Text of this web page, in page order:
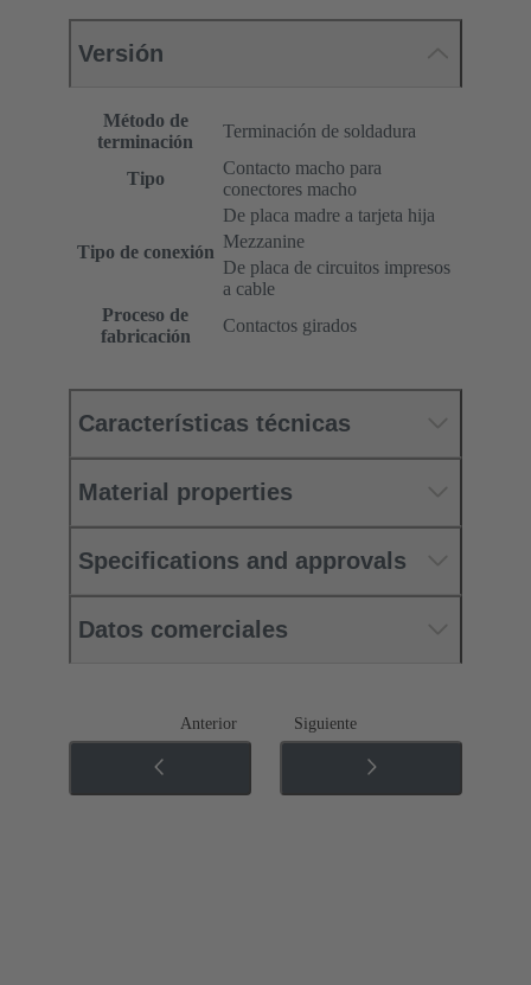
Versión
Método de
terminación
Terminación de soldadura
Tipo
Contacto macho para
conectores macho
Tipo de conexión
De placa madre a tarjeta hija
Mezzanine
De placa de circuitos impresos
a cable
Proceso de
fabricación
Contactos girados
Características técnicas
Material properties
Specifications and approvals
Datos comerciales
Anterior Siguiente